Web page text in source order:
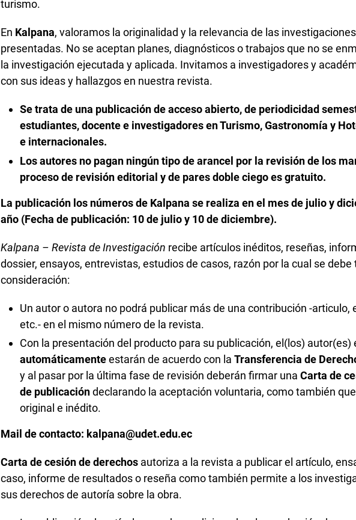
turismo.
En Kalpana, valoramos la originalidad y la relevancia de las
presentadas. No se aceptan planes, diagnósticos o trabajos que no se
la investigación ejecutada y aplicada. Invitamos a investigadores y
con sus ideas y hallazgos en nuestra revista.
Se trata de una publicación de acceso abierto, de periodicidad
estudiantes, docente e investigadores en Turismo, Gastronomía y
e internacionales.
Los autores no pagan ningún tipo de arancel por la revisión de los
proceso de revisión editorial y de pares doble ciego es gratuito.
La publicación los números de Kalpana se realiza en el mes de julio y
año (Fecha de publicación: 10 de julio y 10 de diciembre).
Kalpana – Revista de Investigación recibe artículos inéditos, reseñas,
dossier, ensayos, entrevistas, estudios de casos, razón por la cual se debe
consideración:
Un autor o autora no podrá publicar más de una contribución -articulo,
etc.- en el mismo número de la revista.
Con la presentación del producto para su publicación, el(los) autor(es)
automáticamenteestarán de acuerdo con la Transferencia de
y al pasar por la última fase de revisión deberán firmar una Carta de
de publicacióndeclarando la aceptación voluntaria, como también
original e inédito.
Mail de contacto: kalpana@udet.edu.ec
Carta de cesión de derechos autoriza a la revista a publicar el artículo,
caso, informe de resultados o reseña como también permite a los
sus derechos de autoría sobre la obra.